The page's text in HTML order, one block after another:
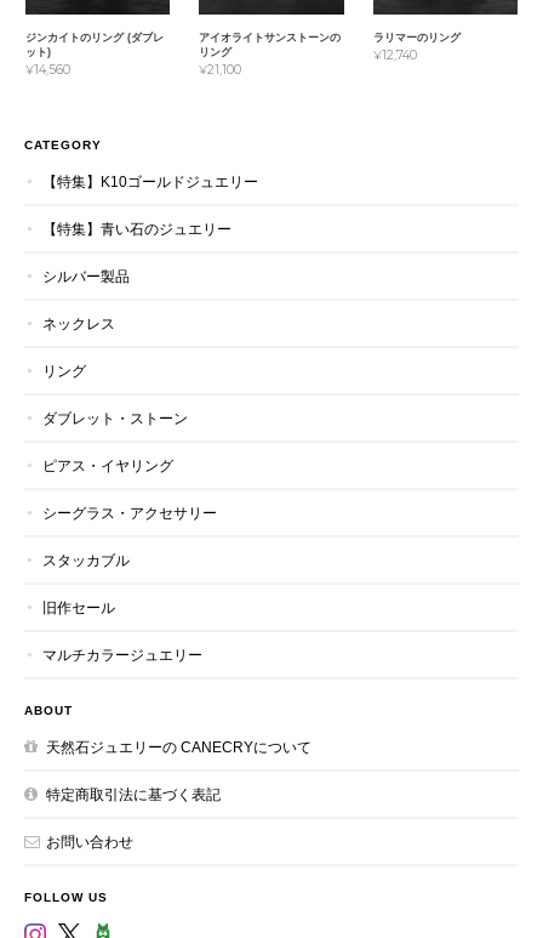
ジンカイトのリング (ダブレ
ット)
¥14,560
アイオライトサンストーンの
リング
¥21,100
ラリマーのリング
¥12,740
CATEGORY
【特集】K10ゴールドジュエリー
【特集】青い石のジュエリー
シルバー製品
ネックレス
リング
ダブレット・ストーン
ピアス・イヤリング
シーグラス・アクセサリー
スタッカブル
旧作セール
マルチカラージュエリー
ABOUT
天然石ジュエリーの CANECRYについて
特定商取引法に基づく表記
お問い合わせ
FOLLOW US